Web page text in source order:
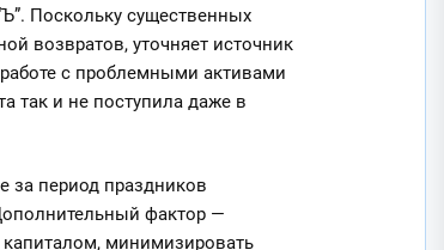
Поскольку существенных
возвратов, уточняет источник
с проблемными активами
так и не поступила даже в
за период праздников
фактор —
минимизировать